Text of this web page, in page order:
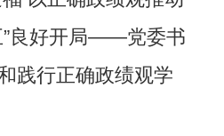
”良好开局——党委书
践行正确政绩观学